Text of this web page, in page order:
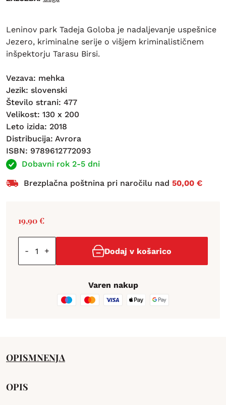
Leninov park Tadeja Goloba je nadaljevanje uspešnice
Jezero, kriminalne serije o višjem kriminalističnem
inšpektorju Tarasu Birsi.
Vezava: mehka
Jezik: slovenski
Število strani: 477
Velikost: 130 x 200
Leto izida: 2018
Distribucija: Avrora
ISBN: 9789612772093
Dobavni rok 2-5 dni
Brezplačna poštnina pri naročilu nad 50,00 €
19,90€
- + Dodaj v košarico
Varen nakup
OPISMNENJA
OPIS